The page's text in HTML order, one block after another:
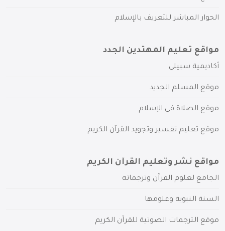
الحوار المباشر للتعريف بالإسلام
مواقع تعليم المهتدين الجدد
أكاديمية سبيلي
موقع المسلم الجديد
موقع الصلاة في الإسلام
موقع تعليم تفسير وتجويد القرآن الكريم
مواقع نشر وتعليم القرآن الكريم
الجامع لعلوم القرآن وترجماته
السنة النبوية وعلومها
موقع الترجمات الصوتية للقرآن الكريم